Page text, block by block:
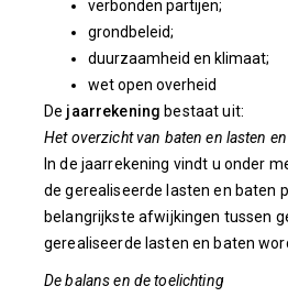
verbonden partijen;
grondbeleid;
duurzaamheid en klimaat;
wet open overheid
De jaarrekening bestaat uit:
Het overzicht van baten en lasten
In de jaarrekening vindt u onder
de gerealiseerde lasten en baten
belangrijkste afwijkingen tussen
gerealiseerde lasten en baten
De balans en de toelichting